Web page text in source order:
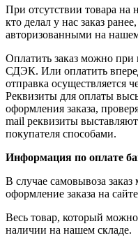
При отсутствии товара на
кто делал у нас заказ
авторизованными на
Оплатить заказ можно
СДЭК. Или оплатить
отправка осуществляется
Реквизиты для оплаты
оформления заказа,
mail реквизиты
покупателя способами.
Информация по оплате
В случае самовывоза
оформление заказа на
Весь товар, который
наличии на нашем складе.